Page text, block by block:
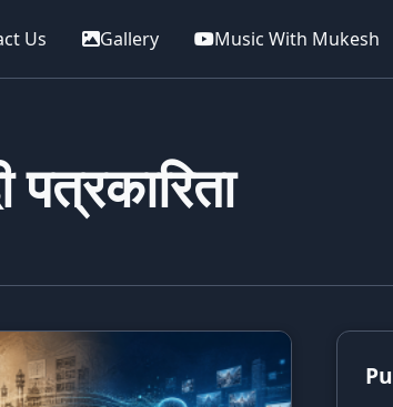
Us Gallery Music With Mukesh
पत्रकारिता